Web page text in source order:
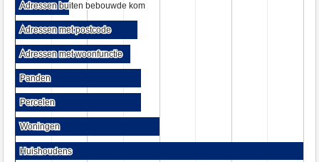
Adressen buiten bebouwde kom
Adressen buiten bebouwde kom
Adressen met postcode
Adressen met postcode
Adressen met woonfunctie
Adressen met woonfunctie
Panden
Panden
Percelen
Percelen
Woningen
Woningen
Huishoudens
Huishoudens